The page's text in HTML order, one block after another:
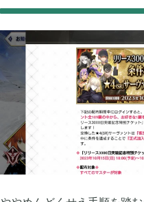
2021年05月
2021年04月
2021年03月